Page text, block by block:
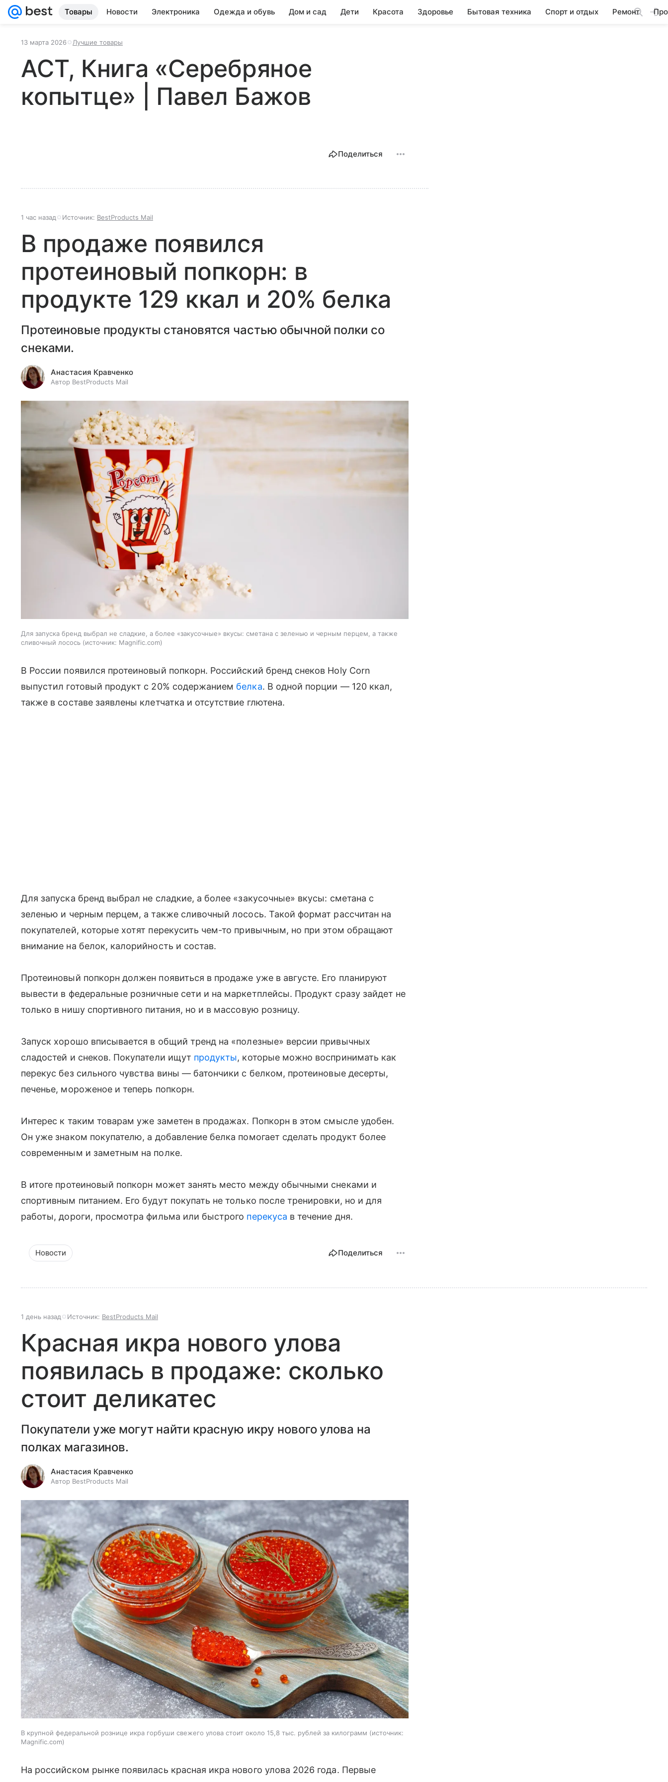
Товары Новости Электроника Одежда и обувь Дом и сад Дети Красота Здоровье Бытовая техника Спорт и отдых Ремонт
13 марта 2026 Лучшие товары
АСТ, Книга «Серебряное
копытце» | Павел Бажов
Поделиться
1 час назад Источник: BestProducts Mail
В продаже появился
протеиновый попкорн: в
продукте 129 ккал и 20% белка
Протеиновые продукты становятся частью обычной полки со
снеками.
Анастасия Кравченко
Автор BestProducts Mail
Для запуска бренд выбрал не сладкие, а более «закусочные» вкусы: сметана с зеленью и черным перцем, а также
сливочный лосось
источник: Magnific.com
В России появился протеиновый попкорн. Российский бренд снеков Holy Corn
выпустил готовый продукт с 20% содержанием белка. В одной порции — 120 ккал,
также в составе заявлены клетчатка и отсутствие глютена.
Для запуска бренд выбрал не сладкие, а более «закусочные» вкусы: сметана с
зеленью и черным перцем, а также сливочный лосось. Такой формат рассчитан на
покупателей, которые хотят перекусить чем-то привычным, но при этом обращают
внимание на белок, калорийность и состав.
Протеиновый попкорн должен появиться в продаже уже в августе. Его планируют
вывести в федеральные розничные сети и на маркетплейсы. Продукт сразу зайдет не
только в нишу спортивного питания, но и в массовую розницу.
Запуск хорошо вписывается в общий тренд на «полезные» версии привычных
сладостей и снеков. Покупатели ищут продукты, которые можно воспринимать как
перекус без сильного чувства вины — батончики с белком, протеиновые десерты,
печенье, мороженое и теперь попкорн.
Интерес к таким товарам уже заметен в продажах. Попкорн в этом смысле удобен.
Он уже знаком покупателю, а добавление белка помогает сделать продукт более
современным и заметным на полке.
В итоге протеиновый попкорн может занять место между обычными снеками и
спортивным питанием. Его будут покупать не только после тренировки, но и для
работы, дороги, просмотра фильма или быстрого перекуса в течение дня.
Новости Поделиться
1 день назад Источник: BestProducts Mail
Красная икра нового улова
появилась в продаже: сколько
стоит деликатес
Покупатели уже могут найти красную икру нового улова на
полках магазинов.
Анастасия Кравченко
Автор BestProducts Mail
В крупной федеральной рознице икра горбуши свежего улова стоит около 15,8 тыс. рублей за килограмм
источник:
Magnific.com
На российском рынке появилась красная икра нового улова 2026 года. Первые